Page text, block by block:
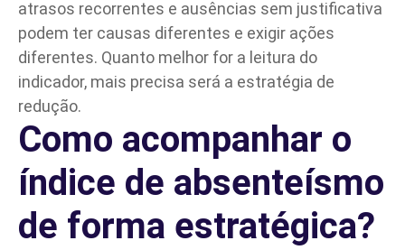
atrasos recorrentes e ausências sem justificativa
podem ter causas diferentes e exigir ações
diferentes. Quanto melhor for a leitura do
indicador, mais precisa será a estratégia de
redução.
Como acompanhar o
índice de absenteísmo
de forma estratégica?